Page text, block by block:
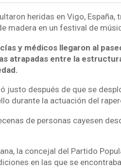
heridas en Vigo, España,
madera en un festival de
y médicos llegaron al
atrapadas entre la
justo después de que se
durante la actuación del
de personas cayesen
la concejal del Partido
en las que se